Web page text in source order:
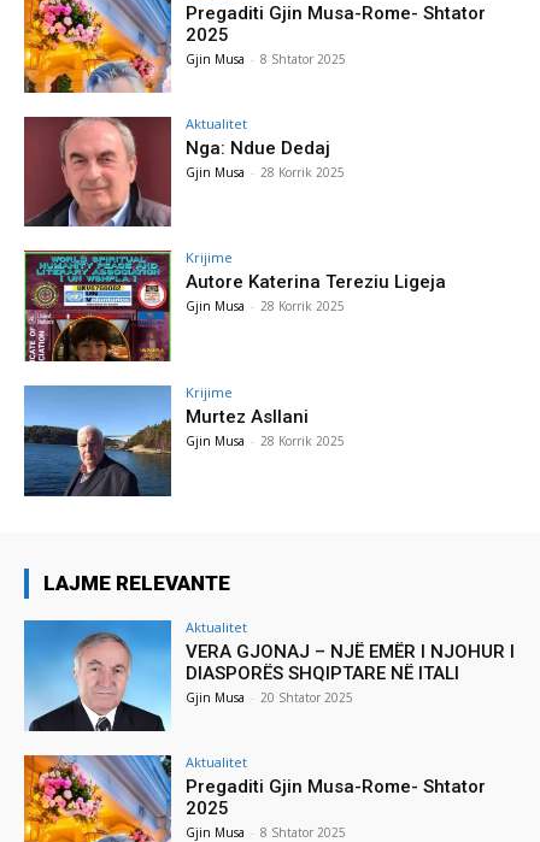
Pregaditi Gjin Musa-Rome- Shtator
2025
Gjin Musa - 8 Shtator 2025
Aktualitet
Nga: Ndue Dedaj
Gjin Musa - 28 Korrik 2025
Krijime
Autore Katerina Tereziu Ligeja
Gjin Musa - 28 Korrik 2025
Krijime
Murtez Asllani
Gjin Musa - 28 Korrik 2025
LAJME RELEVANTE
Aktualitet
VERA GJONAJ – NJË EMËR I NJOHUR I
DIASPORËS SHQIPTARE NË ITALI
Gjin Musa - 20 Shtator 2025
Aktualitet
Pregaditi Gjin Musa-Rome- Shtator
2025
Gjin Musa - 8 Shtator 2025